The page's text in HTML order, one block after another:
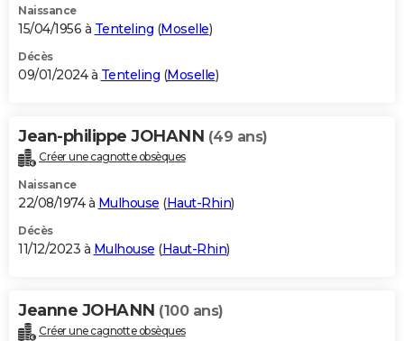
Naissance
15/04/1956 à Tenteling (Moselle)
Décès
09/01/2024 à Tenteling (Moselle)
Jean-philippe JOHANN (49 ans)
Créer une cagnotte obsèques
Naissance
22/08/1974 à Mulhouse (Haut-Rhin)
Décès
11/12/2023 à Mulhouse (Haut-Rhin)
Jeanne JOHANN (100 ans)
Créer une cagnotte obsèques